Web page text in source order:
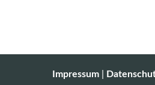
Impressum|